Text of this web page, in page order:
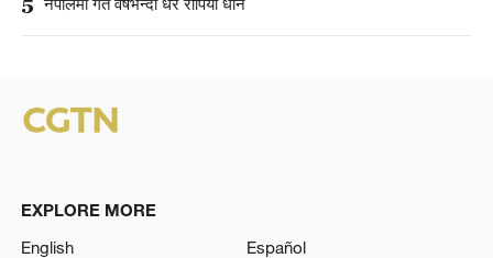
नेपालमा गत वर्षभन्दा धेरै रोपियो धान
EXPLORE MORE
English
Español